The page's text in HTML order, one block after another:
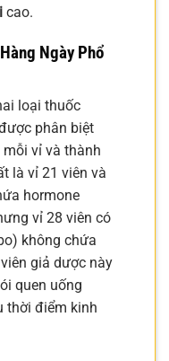
cao.
Ngày Phổ
loại thuốc
phân biệt
vỉ và thành
là vỉ 21 viên và
hormone
vỉ 28 viên có
không chứa
giả dược này
quen uống
thời điểm kinh